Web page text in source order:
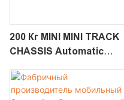
Промышленной
Обработки Материалов
200 Кг MINI MINI TRACK
CHASSIS Automatic
Pro